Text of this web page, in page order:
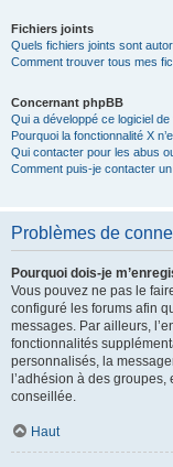
Fichiers joints
Quels fichiers joints sont
Comment trouver tous mes
Concernant phpBB
Qui a développé ce logiciel de
Pourquoi la fonctionnalité X
Qui contacter pour les abus
Comment puis-je contacter
Problèmes de
Pourquoi dois-je
Vous pouvez ne pas le
configuré les forums afin
messages. Par ailleurs,
fonctionnalités
personnalisés, la
l’adhésion à des
conseillée.
Haut